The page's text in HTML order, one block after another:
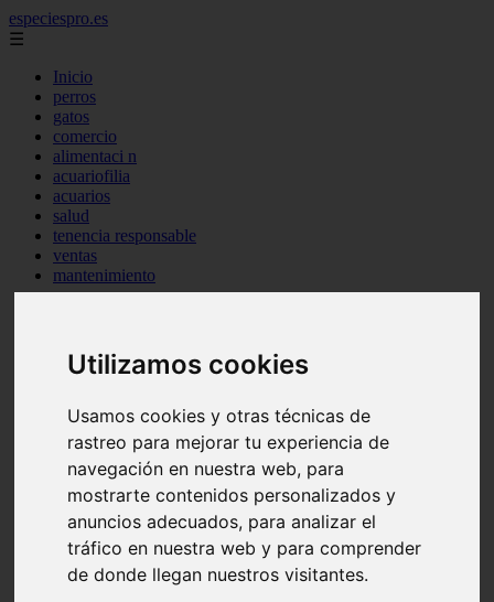
Utilizamos cookies
Usamos cookies y otras técnicas de
rastreo para mejorar tu experiencia de
navegación en nuestra web, para
mostrarte contenidos personalizados y
anuncios adecuados, para analizar el
tráfico en nuestra web y para comprender
de donde llegan nuestros visitantes.
especiespro.es
☰
Inicio
perros
gatos
comercio
alimentaci n
acuariofilia
acuarios
salud
tenencia responsable
ventas
mantenimiento
aves
peque os mam feros
verano
peluquer a
accesorios
peluquer a canina
complementos
consejos
comportamiento
protagonistas
reptiles
abandono